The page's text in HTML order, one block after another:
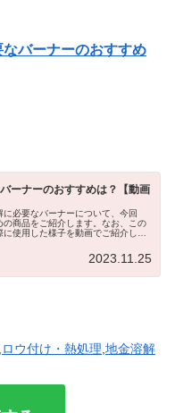
バーナーのおすすめ
ーナーのおすすめは？【動画
に必要なバーナーについて、今回
の商品をご紹介します。なお、この
に使用した様子を動画でご紹介して
2023.11.25
,ロウ付け・熱処理,地金溶解